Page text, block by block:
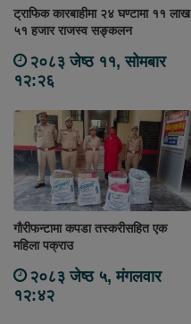
ट्राफिक कारबाहीमा २४ घण्टामा ११ लाख
५१ हजार राजस्व सङ्कलन
२०८३ जेष्ठ ११, सोमबार
१२:२६
गौरीफन्टामा कपडा तस्करीसहित एक
महिला पक्राउ
२०८३ जेष्ठ ५, मंगलवार
१२:४२